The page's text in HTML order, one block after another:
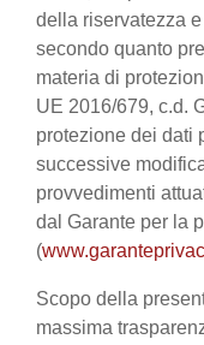
della riservatezza
secondo quanto
materia di
UE 2016/679, c.d.
protezione dei dati
successive
provvedimenti
dal Garante per la
(
Scopo della
massima